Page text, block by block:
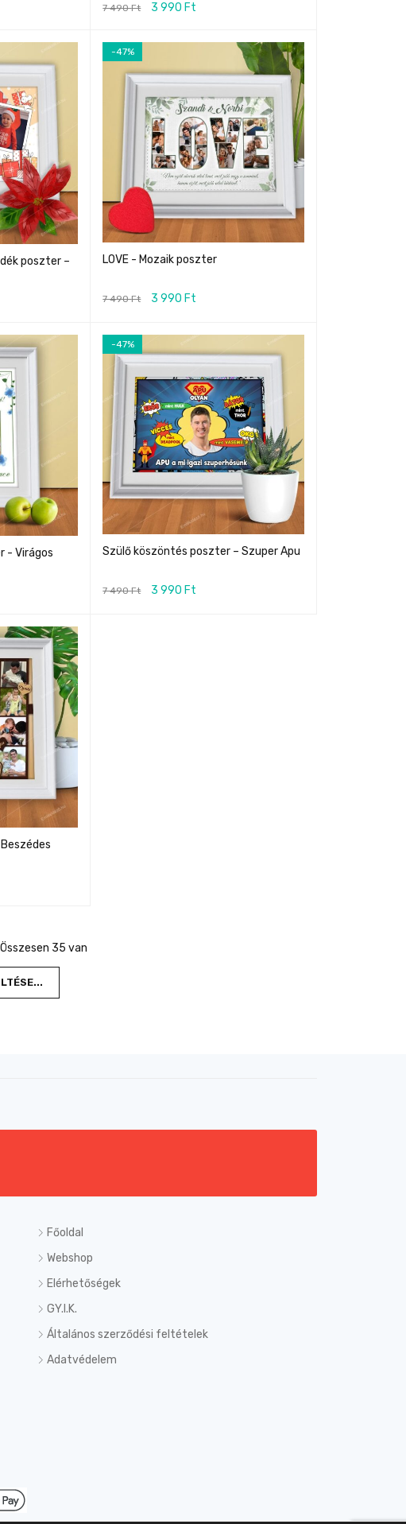
7 490Ft 3 990 Ft
poszter –
-47%
LOVE - Mozaik poszter
7 490Ft 3 990 Ft
- Virágos
-47%
Szülő köszöntés poszter – Szuper Apu
7 490Ft 3 990 Ft
35 van
Főoldal
Webshop
Elérhetőségek
GY.I.K.
Általános szerződési feltételek
Adatvédelem